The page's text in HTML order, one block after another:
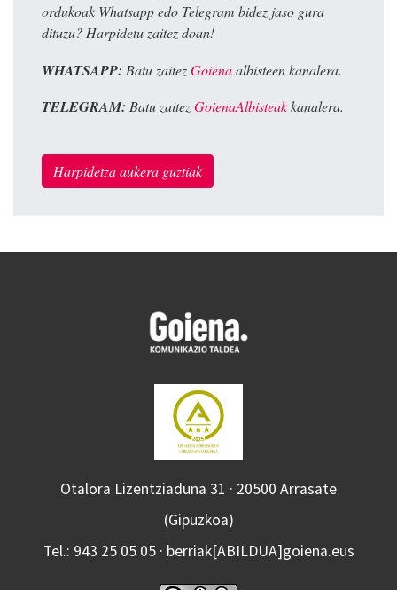
ordukoak Whatsapp edo Telegram bidez jaso gura
dituzu? Harpidetu zaitez doan!
WHATSAPP: Batu zaitezGoienaalbisteen kanalera.
TELEGRAM: Batu zaitezGoienaAlbisteakkanalera.
Harpidetza aukera guztiak
Otalora Lizentziaduna 31 · 20500 Arrasate
(Gipuzkoa)
Tel.: 943 25 05 05 · berriak[ABILDUA]goiena.eus